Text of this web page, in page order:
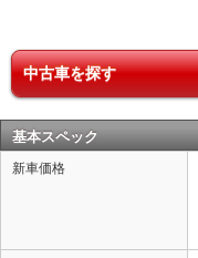
中古車を探す
基本スペック
新車価格